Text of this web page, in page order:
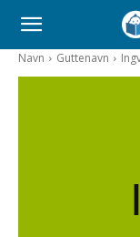
Navn Guttenavn